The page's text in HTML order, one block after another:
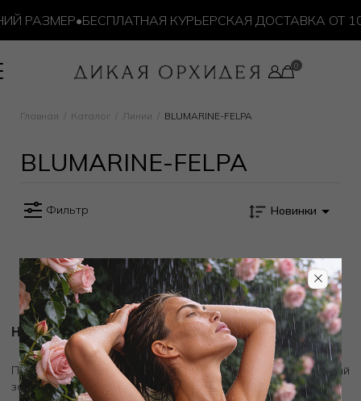
РАЗМЕР•БЕСПЛАТНАЯ КУРЬЕРСКАЯ ДОСТАВКА ОТ 10
Главная Каталог Линии BLUMARINE-FELPA
BLUMARINE-FELPA
Фильтр Новинки
Новости и акции
Подпишитесь на рассылку и получитескидку 10%на первый
заказ